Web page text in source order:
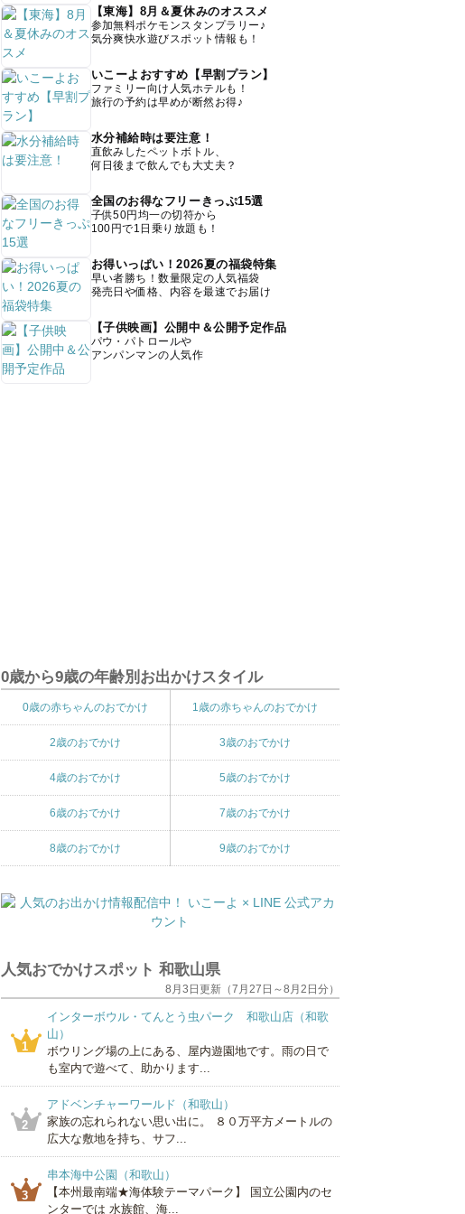
【東海】8月＆夏休みのオススメ
参加無料ポケモンスタンプラリー♪
気分爽快水遊びスポット情報も！
いこーよおすすめ【早割プラン】
ファミリー向け人気ホテルも！
旅行の予約は早めが断然お得♪
水分補給時は要注意！
直飲みしたペットボトル、
何日後まで飲んでも大丈夫？
全国のお得なフリーきっぷ15選
子供50円均一の切符から
100円で1日乗り放題も！
お得いっぱい！2026夏の福袋特集
早い者勝ち！数量限定の人気福袋
発売日や価格、内容を最速でお届け
【子供映画】公開中＆公開予定作品
パウ・パトロールや
アンパンマンの人気作
0歳から9歳の年齢別お出かけスタイル
0歳の赤ちゃんのおでかけ 1歳の赤ちゃんのおでかけ
2歳のおでかけ 3歳のおでかけ
4歳のおでかけ 5歳のおでかけ
6歳のおでかけ 7歳のおでかけ
8歳のおでかけ 9歳のおでかけ
人気おでかけスポット 和歌山県
8月3日更新（7月27日～8月2日分）
1
インターボウル・てんとう虫パーク 和歌山店（和歌
山）
ボウリング場の上にある、屋内遊園地です。雨の日で
も室内で遊べて、助かります...
2
アドベンチャーワールド（和歌山）
家族の忘れられない思い出に。 ８０万平方メートルの
広大な敷地を持ち、サフ...
3
串本海中公園（和歌山）
【本州最南端★海体験テーマパーク】 国立公園内のセ
ンターでは 水族館、海...